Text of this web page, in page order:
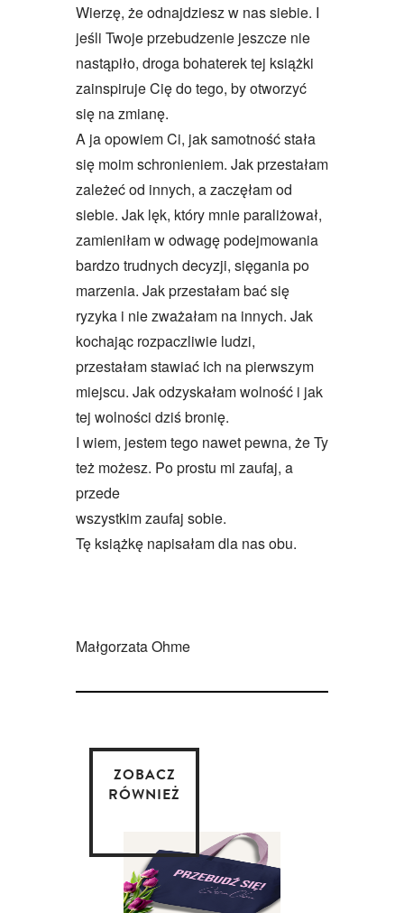
Wierzę, że odnajdziesz w nas siebie. I
jeśli Twoje przebudzenie jeszcze nie
nastąpiło, droga bohaterek tej książki
zainspiruje Cię do tego, by otworzyć
się na zmianę.
A ja opowiem Ci, jak samotność stała
się moim schronieniem. Jak przestałam
zależeć od innych, a zaczęłam od
siebie. Jak lęk, który mnie paraliżował,
zamieniłam w odwagę podejmowania
bardzo trudnych decyzji, sięgania po
marzenia. Jak przestałam bać się
ryzyka i nie zważałam na innych. Jak
kochając rozpaczliwie ludzi,
przestałam stawiać ich na pierwszym
miejscu. Jak odzyskałam wolność i jak
tej wolności dziś bronię.
I wiem, jestem tego nawet pewna, że Ty
też możesz. Po prostu mi zaufaj, a
przede
wszystkim zaufaj sobie.
Tę książkę napisałam dla nas obu.
Małgorzata Ohme
ZOBACZ
RÓWNIEŻ